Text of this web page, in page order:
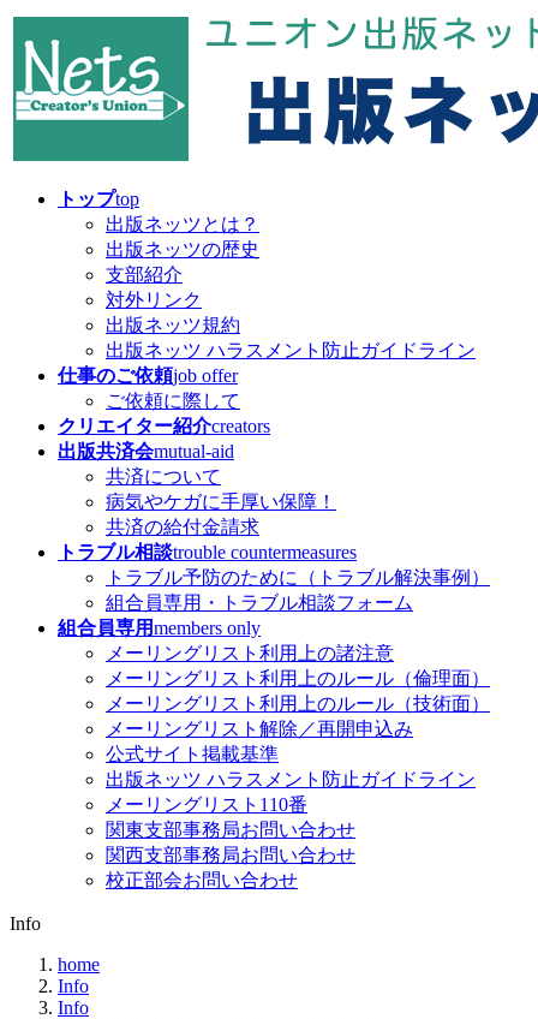
コ
ン
ン
ツ
ナ
ビ
ー
シ
トップtop
出版ネッツとは？
出版ネッツの歴史
支部紹介
対外リンク
出版ネッツ規約
出版ネッツ ハラスメント防止ガイドライン
仕事のご依頼job offer
ご依頼に際して
クリエイター紹介creators
出版共済会mutual-aid
共済について
病気やケガに手厚い保障！
共済の給付金請求
トラブル相談trouble countermeasures
トラブル予防のために（トラブル解決事例）
組合員専用・トラブル相談フォーム
組合員専用members only
メーリングリスト利用上の諸注意
メーリングリスト利用上のルール（倫理面）
メーリングリスト利用上のルール（技術面）
メーリングリスト解除／再開申込み
公式サイト掲載基準
出版ネッツ ハラスメント防止ガイドライン
メーリングリスト110番
関東支部事務局お問い合わせ
関西支部事務局お問い合わせ
校正部会お問い合わせ
Info
home
Info
Info